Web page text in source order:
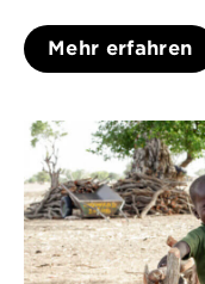
Mehr erfahren